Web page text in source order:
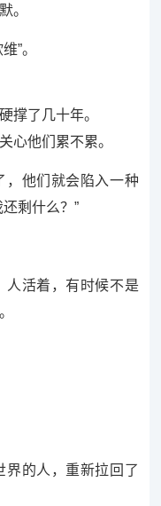
。
”。
撑了几十年。
心他们累不累。
，他们就会陷入一种
剩什么？”
人活着，有时候不是
界的人，重新拉回了